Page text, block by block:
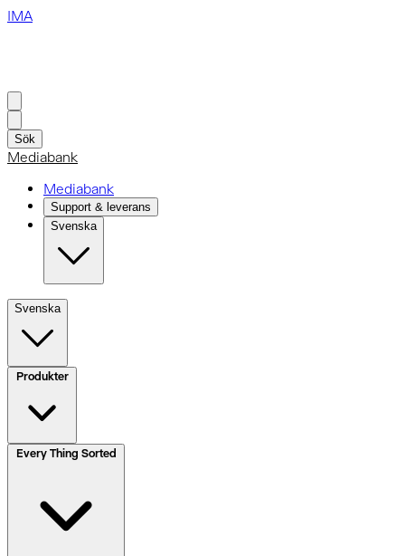
IMA
Sök
Mediabank
Mediabank
Support & leverans
Svenska
Svenska
Produkter